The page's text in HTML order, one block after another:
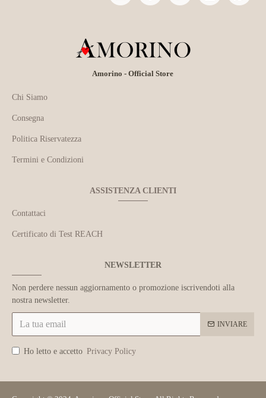
Amorino - Official Store
Chi Siamo
Consegna
Politica Riservatezza
Termini e Condizioni
ASSISTENZA CLIENTI
Contattaci
Certificato di Test REACH
NEWSLETTER
Non perdere nessun aggiornamento o promozione iscrivendoti alla
nostra newsletter.
INVIARE
Ho letto e accetto Privacy Policy